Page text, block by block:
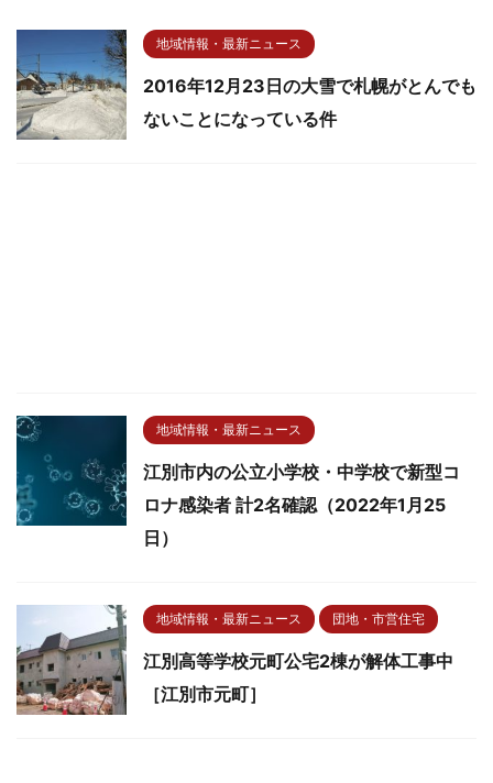
地域情報・最新ニュース
2016年12月23日の大雪で札幌がとんでも
ないことになっている件
地域情報・最新ニュース
江別市内の公立小学校・中学校で新型コ
ロナ感染者 計2名確認（2022年1月25
日）
地域情報・最新ニュース 団地・市営住宅
江別高等学校元町公宅2棟が解体工事中
［江別市元町］